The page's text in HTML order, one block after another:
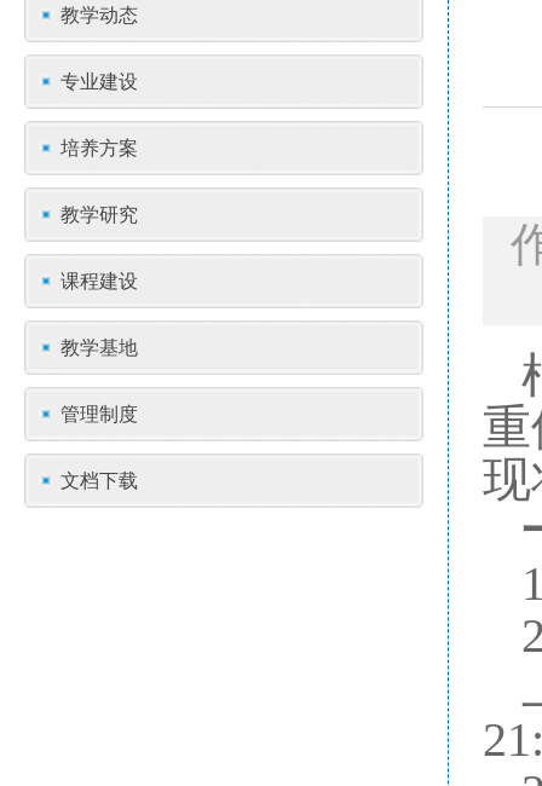
教学动态
专业建设
培养方案
教学研究
课程建设
教学基地
管理制度
文档下载
现